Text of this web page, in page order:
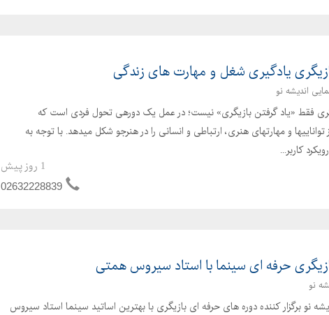
یادگیری شغل و مهارت های زندگی
اندیشه نو
فقط «یاد گرفتن بازیگری» نیست؛ در عمل یک دورهی تحول فردی است که
و مهارتهای هنری، ارتباطی و انسانی را در هنرجو شکل میدهد. با توجه به
کاربر...
1 روز پیش
02632228839
حرفه ای سینما با استاد سیروس همتی
نو
نو برگزار کننده دوره های حرفه ای بازیگری با بهترین اساتید سینما استاد سیروس